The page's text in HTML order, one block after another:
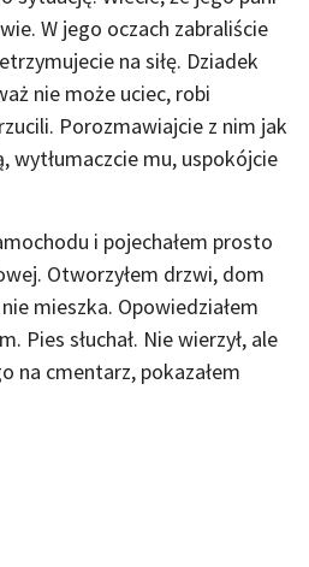
W jego oczach zabraliście
na siłę. Dziadek
nie może uciec, robi
Porozmawiajcie z nim jak
wytłumaczcie mu, uspokójcie
i pojechałem prosto
Otworzyłem drzwi, dom
mieszka. Opowiedziałem
Pies słuchał. Nie wierzył, ale
na cmentarz, pokazałem